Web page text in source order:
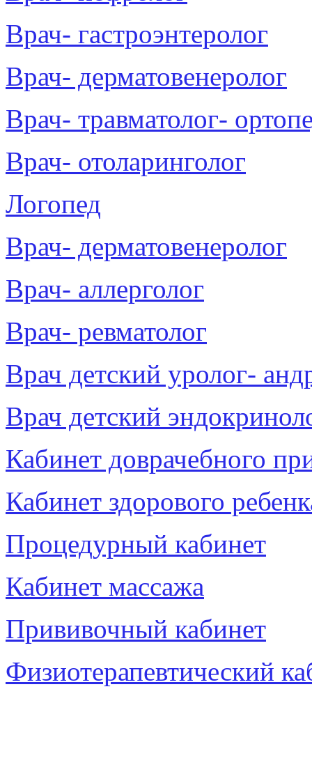
Врач- гастроэнтеролог
Врач- дерматовенеролог
Врач- травматолог-
Врач- отоларинголог
Логопед
Врач- дерматовенеролог
Врач- аллерголог
Врач- ревматолог
Врач детский уролог-
Врач детский
Кабинет доврачебного
Кабинет здорового
Процедурный кабинет
Кабинет массажа
Прививочный кабинет
Физиотерапевтический